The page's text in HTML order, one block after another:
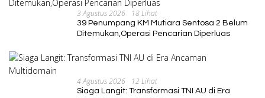
3 Agustus 2026 18 Lihat
39 Penumpang KM Mutiara Sentosa 2 Belum
Ditemukan,Operasi Pencarian Diperluas
4 Agustus 2026 12 Lihat
Siaga Langit: Transformasi TNI AU di Era